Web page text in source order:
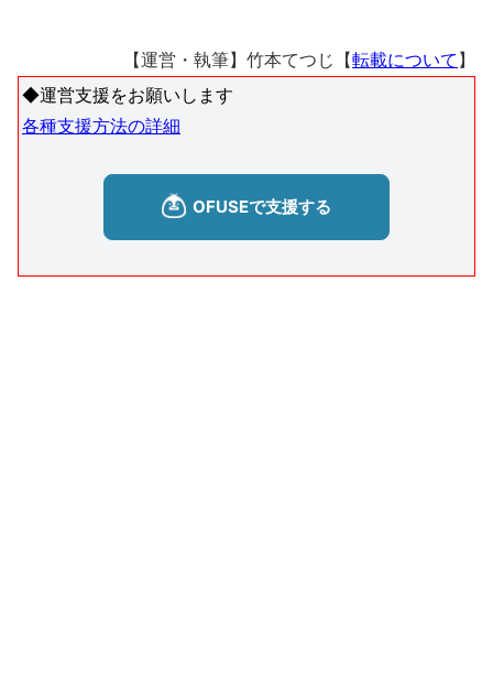
【運営・執筆】竹本てつじ【転載について 】
◆運営支援をお願いします
各種支援方法の詳細